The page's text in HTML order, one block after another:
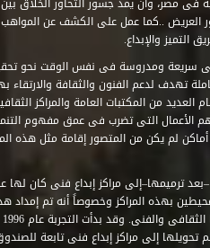
العريض ..كما عمل على الكشف عن
والإبداع.
سريعة ومدروسة فى نفس الوقت نحو
تهدف لدعم الفنون والثقافة
من المكتبات العامة والمراكز
الأعمال التى تضرب فى عمق مفهوم
ترميمها–إلى مراكز إبداع فنى كان لها
بهذه المراكز وخصوصاً أنه تم إمداد
إلى مراكز إبداع فنى تابعة للصندوق إلى (16 )